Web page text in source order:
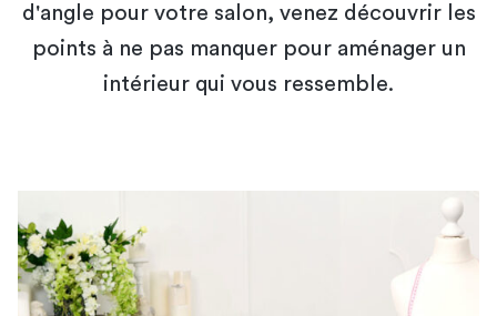
d'angle pour votre salon, venez découvrir les
points à ne pas manquer pour aménager un
intérieur qui vous ressemble.